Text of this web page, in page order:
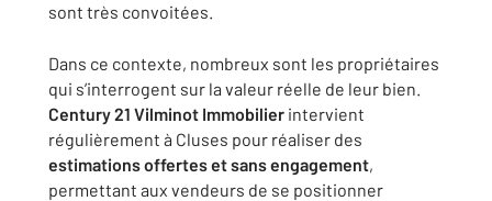
sont très convoitées.
Dans ce contexte, nombreux sont les propriétaires
qui s’interrogent sur la valeur réelle de leur bien.
Century 21 Vilminot Immobilier intervient
régulièrement à Cluses pour réaliser des
estimations offertes et sans engagement,
permettant aux vendeurs de se positionner